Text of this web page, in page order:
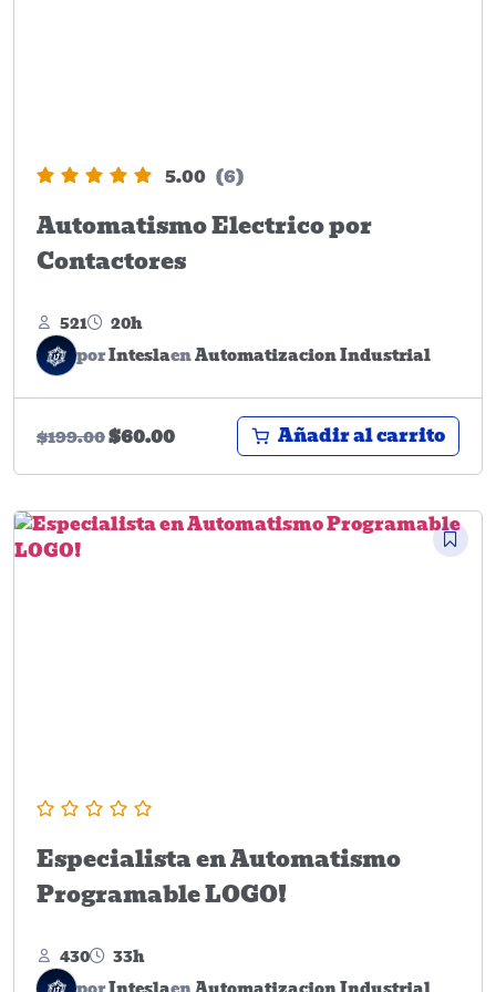
5.00 (6)
Automatismo Electrico por
Contactores
521
20h
porInteslaenAutomatizacion Industrial
$199.00$60.00 Añadir al carrito
Especialista en Automatismo
Programable LOGO!
430
33h